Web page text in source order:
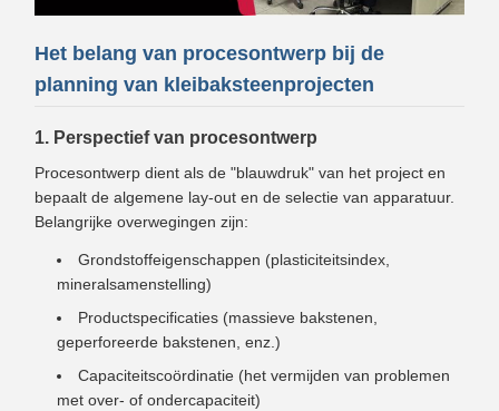
Het belang van procesontwerp bij de
planning van kleibaksteenprojecten
1. Perspectief van procesontwerp
Procesontwerp dient als de "blauwdruk" van het project en
bepaalt de algemene lay-out en de selectie van apparatuur.
Belangrijke overwegingen zijn:
Grondstoffeigenschappen (plasticiteitsindex,
mineralsamenstelling)
Productspecificaties (massieve bakstenen,
geperforeerde bakstenen, enz.)
Capaciteitscoördinatie (het vermijden van problemen
met over- of ondercapaciteit)